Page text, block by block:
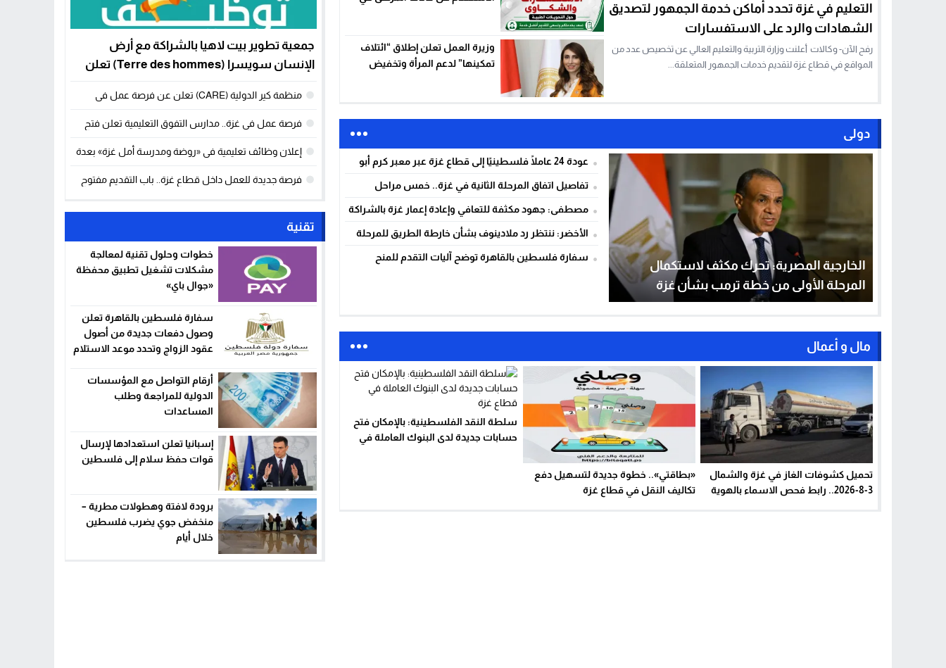
التعليم في غزة تحدد أماكن خدمة الجمهور لتصديق
الشهادات والرد على الاستفسارات
رفح الآن- وكالات أعلنت وزارة التربية والتعليم العالي عن تخصيص عدد من
المواقع في قطاع غزة لتقديم خدمات الجمهور المتعلقة...
وزيرة العمل تعلن إطلاق “ائتلاف
تمكينها” لدعم المرأة وتخفيض
دولى
الخارجية المصرية: تحرك مكثف لاستكمال
المرحلة الأولى من خطة ترمب بشأن غزة
عودة 24 عاملًا فلسطينيًا إلى قطاع غزة عبر معبر كرم أبو
تفاصيل اتفاق المرحلة الثانية في غزة.. خمس مراحل
مصطفى: جهود مكثفة للتعافي وإعادة إعمار غزة بالشراكة
الأخضر: ننتظر رد ملادينوف بشأن خارطة الطريق للمرحلة
سفارة فلسطين بالقاهرة توضح آليات التقدم للمنح
مال و أعمال
تحميل كشوفات الغاز في غزة والشمال
3-8-2026.. رابط فحص الاسماء بالهوية
«بطاقتي».. خطوة جديدة لتسهيل دفع
تكاليف النقل في قطاع غزة
سلطة النقد الفلسطينية: بالإمكان فتح
حسابات جديدة لدى البنوك العاملة في
جمعية تطوير بيت لاهيا بالشراكة مع أرض
الإنسان سويسرا (Terre des hommes) تعلن
منظمة كير الدولية (CARE) تعلن عن فرصة عمل في
فرصة عمل في غزة.. مدارس التفوق التعليمية تعلن فتح
إعلان وظائف تعليمية في «روضة ومدرسة أمل غزة» بعدة
فرصة جديدة للعمل داخل قطاع غزة.. باب التقديم مفتوح
تقنية
خطوات وحلول تقنية لمعالجة
مشكلات تشغيل تطبيق محفظة
«جوال باي»
سفارة فلسطين بالقاهرة تعلن
وصول دفعات جديدة من أصول
عقود الزواج وتحدد موعد الاستلام
أرقام التواصل مع المؤسسات
الدولية للمراجعة وطلب
المساعدات
إسبانيا تعلن استعدادها لإرسال
قوات حفظ سلام إلى فلسطين
برودة لافتة وهطولات مطرية –
منخفض جوي يضرب فلسطين
خلال أيام